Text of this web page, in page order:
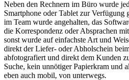
Neben den Rechnern im Büro wurde
Smartphone oder Tablet zur Verfügung
im Team wurde angehalten, das
die Korrespondenz oder Absprachen
sonst wurde auf einfachste Art und
direkt der Liefer- oder Abholschein
abfotografiert und direkt dem Kunden
Suche, kein unnötiger Papierkram und
eben auch mobil, von unterwegs.